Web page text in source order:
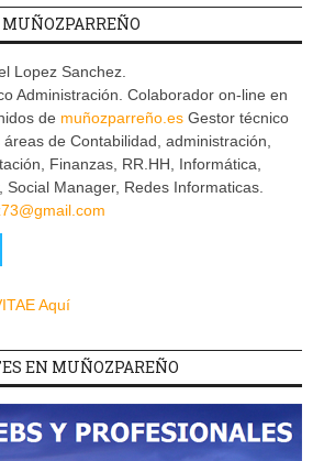
Lopez Sanchez.
Administración. Colaborador on-line en
de muñozparreño.es Gestor técnico
áreas de Contabilidad, administración,
Finanzas, RR.HH, Informática,
Manager, Redes Informaticas.
Aquí
EN MUÑOZPAREÑO